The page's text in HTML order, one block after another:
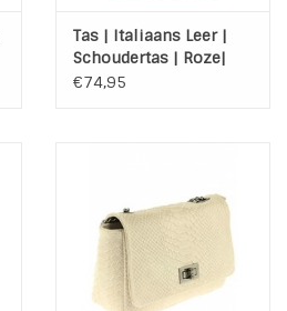
Tas | Italiaans Leer |
Schoudertas | Roze|
Italiaans Design
€74,95